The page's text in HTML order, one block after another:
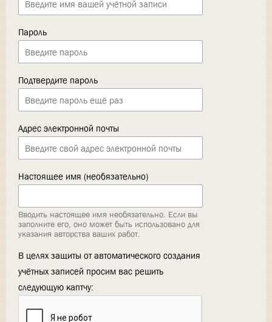
Пароль
Подтвердите пароль
Адрес электронной почты
Настоящее имя (необязательно)
Вводить настоящее имя необязательно. Если вы
заполните его, оно может быть использовано для
указания авторства ваших работ.
В целях защиты от автоматического создания
учётных записей просим вас решить
следующую каптчу: